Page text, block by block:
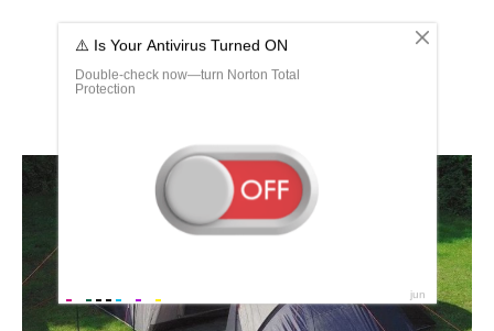
Туристическая палатка Alexika Victoria 10